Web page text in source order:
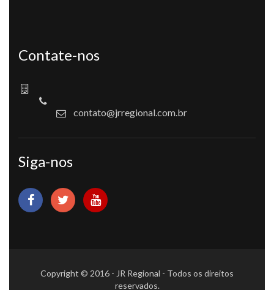
Contate-nos
contato@jrregional.com.br
Siga-nos
Copyright © 2016 - JR Regional - Todos os direitos
reservados.